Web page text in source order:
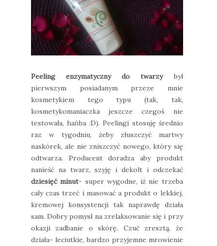
Peeling enzymatyczny do twarzybył
pierwszym posiadanym przeze mnie
kosmetykiem tego typu (tak, tak,
kosmetykomaniaczka jeszcze czegoś nie
testowała, hańba :D). Peelingi stosuję średnio
raz w tygodniu, żeby złuszczyć martwy
naskórek, ale nie zniszczyć nowego, który się
odtwarza. Producent doradza aby produkt
nanieść na twarz, szyję i dekolt i odczekać
dziesięć minut- super wygodne, iż nie trzeba
cały czas trzeć i masować a produkt o lekkiej,
kremowej konsystencji tak naprawdę działa
sam. Dobry pomysł na zrelaksowanie się i przy
okazji zadbanie o skórę. Czuć zresztą, że
działa- leciutkie, bardzo przyjemne mrowienie